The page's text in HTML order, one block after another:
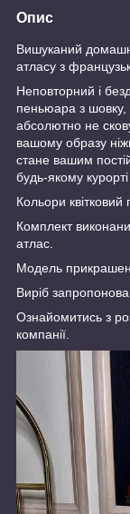
Опис
Вишуканий
атласу з
Неповторний і
пеньюара з шовку,
абсолютно не
вашому образу
стане вашим
будь-якому курорті
Кольори квітковий
Комплект
атлас.
Модель
Виріб
Ознайомитись з
компанії.